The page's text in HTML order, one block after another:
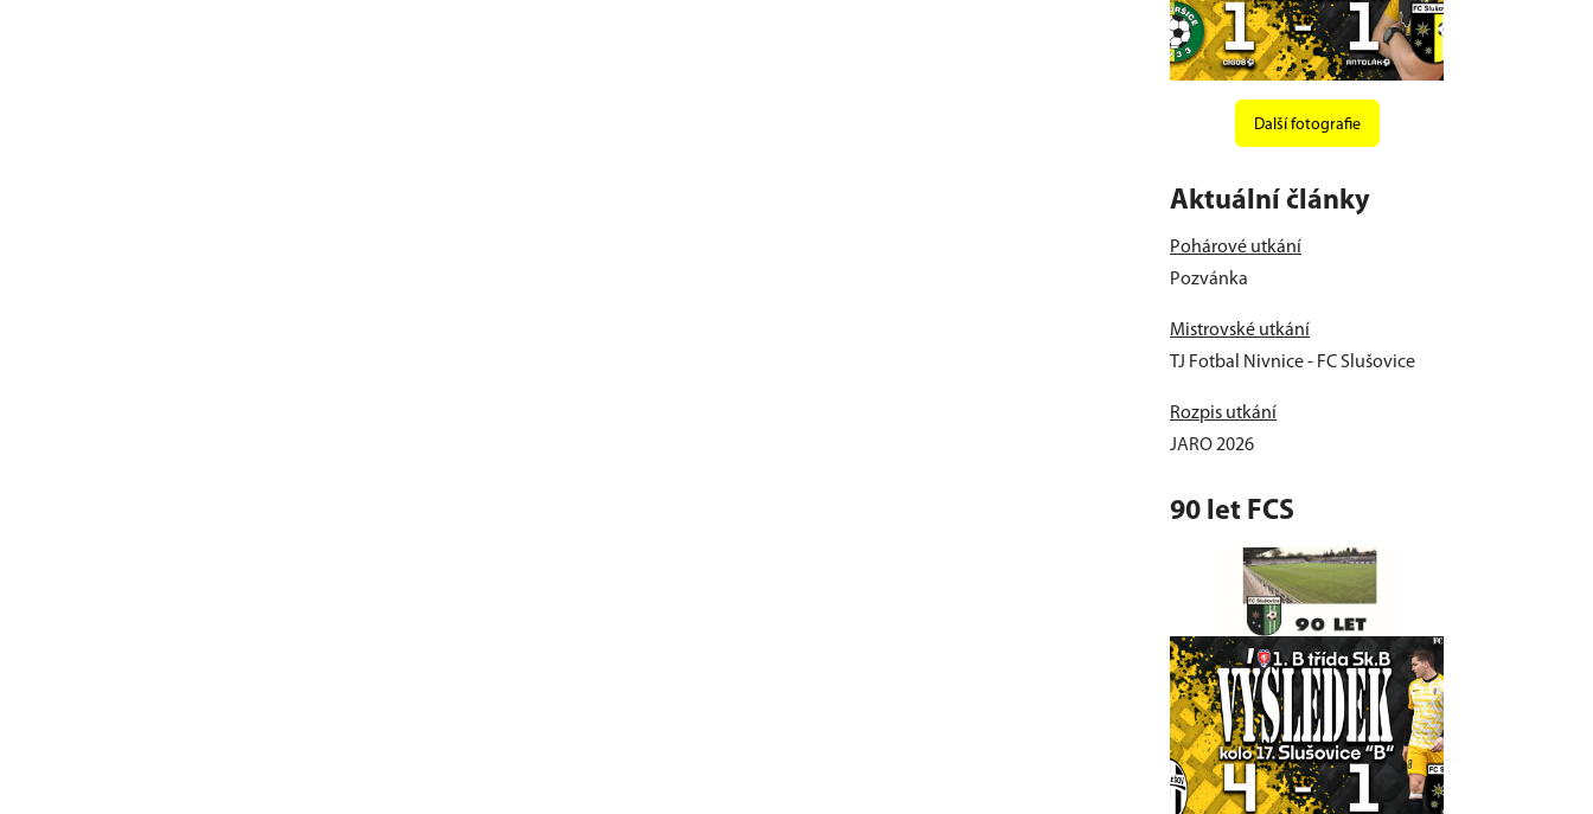
Další fotografie
Aktuální články
Pohárové utkání
Pozvánka
Mistrovské utkání
TJ Fotbal Nivnice - FC Slušovice
Rozpis utkání
JARO 2026
90 let FCS